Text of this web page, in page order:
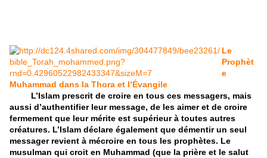
Le
Prophèt
e
Muhammad dans la Thora et l’Évangile
L’Islam prescrit de croire en tous ces messagers, mais
aussi d’authentifier leur message, de les aimer et de croire
fermement que leur mérite est supérieur à toutes autres
créatures. L’Islam déclare également que démentir un seul
messager revient à mécroire en tous les prophètes. Le
musulman qui croit en Muhammad (que la prière et le salut